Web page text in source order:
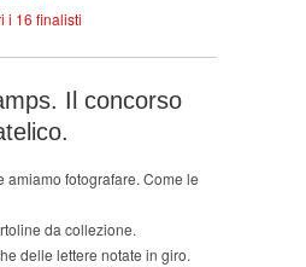
i 16 finalisti
Il concorso
amiamo fotografare. Come le
da collezione.
delle lettere notate in giro.